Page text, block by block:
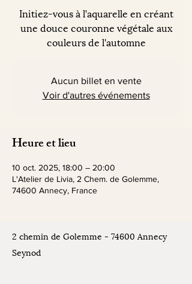
Initiez-vous à l’aquarelle en créant
une douce couronne végétale aux
couleurs de l'automne
Aucun billet en vente
Voir d'autres événements
Heure et lieu
10 oct. 2025, 18:00 – 20:00
L'Atelier de Livia, 2 Chem. de Golemme,
74600 Annecy, France
2 chemin de Golemme - 74600 Annecy
Seynod